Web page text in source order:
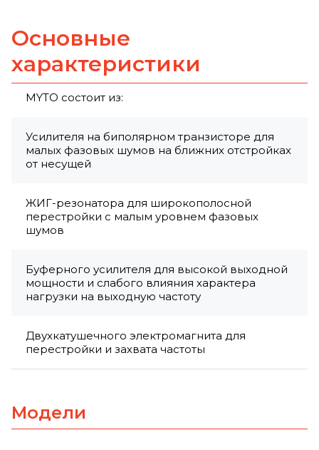
Основные
характеристики
MYTO состоит из:
Усилителя на биполярном транзисторе для
малых фазовых шумов на ближних отстройках
от несущей
ЖИГ-резонатора для широкополосной
перестройки с малым уровнем фазовых
шумов
Буферного усилителя для высокой выходной
мощности и слабого влияния характера
нагрузки на выходную частоту
Двухкатушечного электромагнита для
перестройки и захвата частоты
Модели